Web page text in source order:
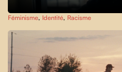
Féminisme, Identité, Racisme